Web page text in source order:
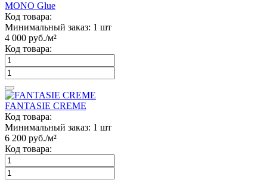
MONO Glue
Код товара:
Минимальный заказ: 1 шт
4 000 руб./м²
Код товара:
FANTASIE CREME
Код товара:
Минимальный заказ: 1 шт
6 200 руб./м²
Код товара: